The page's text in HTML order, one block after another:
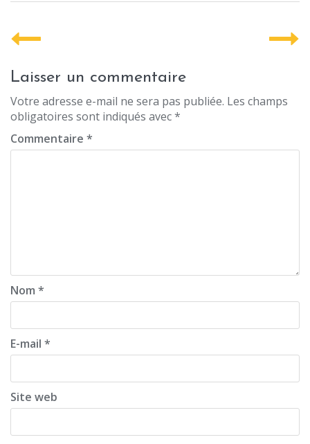
P
s
t
n
a
i
o
n
Laisser un commentaire
Votre adresse e-mail ne sera pas publiée. Les champs
obligatoires sont indiqués avec*
Commentaire *
Nom *
E-mail *
Site web